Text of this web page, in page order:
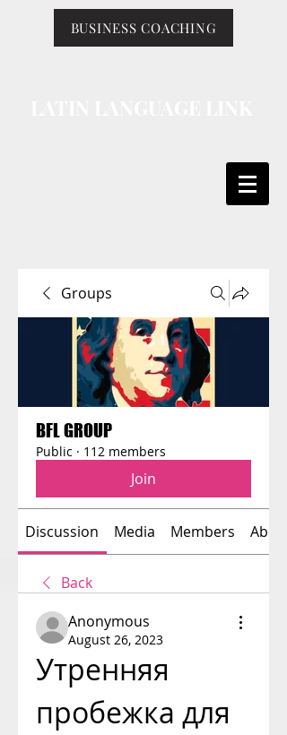
BUSINESS COACHING
Groups
BFL GROUP
Public · 112 members
Join
Discussion Media Members About
Back
Anonymous
August 26, 2023
Утренняя
пробежка для